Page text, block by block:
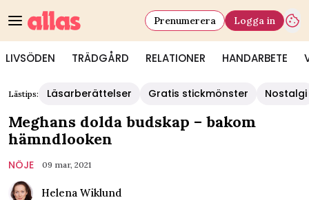
LIVSÖDEN TRÄDGÅRD RELATIONER HANDARBETE
Prenumerera Logga in
Lästips: Läsarberättelser Gratis stickmönster Nostalgi
Meghans dolda budskap – bakom
hämndlooken
NÖJE 09 mar, 2021
Helena Wiklund